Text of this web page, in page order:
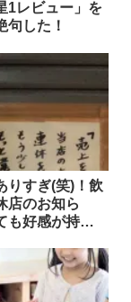
1レビュー」を
句した！
りすぎ(笑)！飲
店のお知ら
も好感が持て